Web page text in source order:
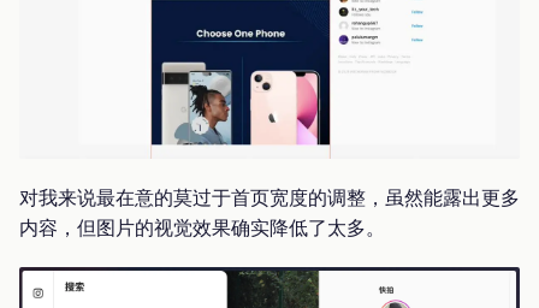
对我来说最在意的莫过于首页宽度的调整，虽然能露出更多
内容，但图片的视觉效果确实降低了太多。